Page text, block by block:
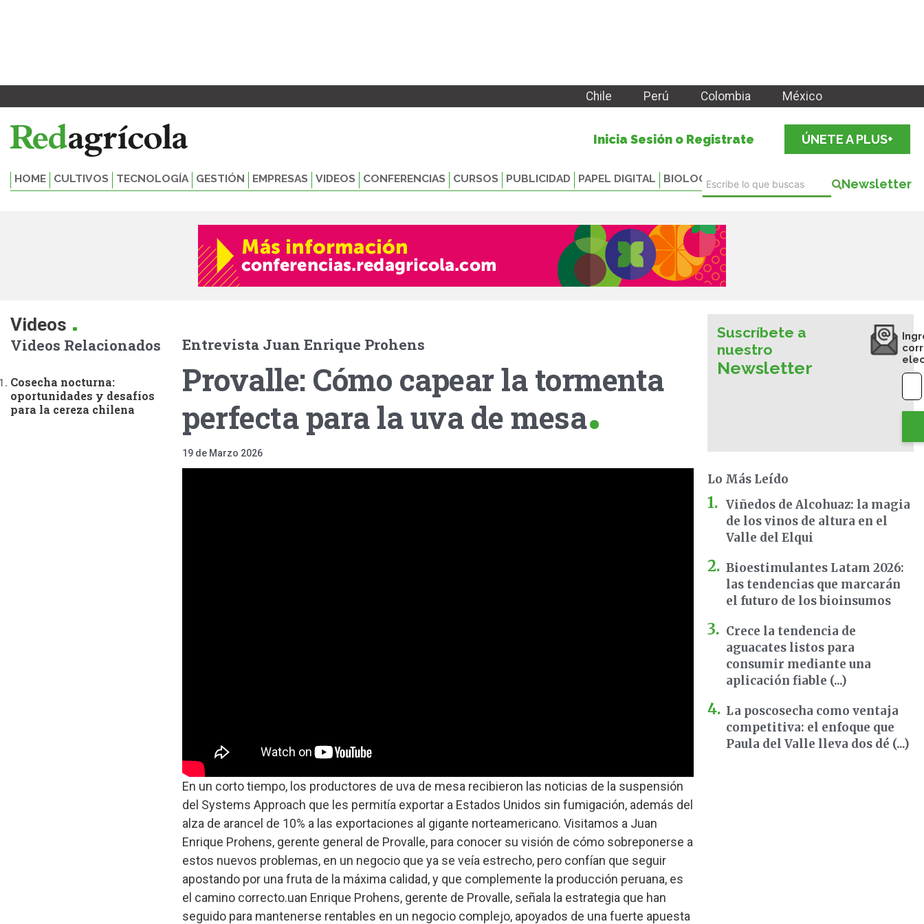
Chile Perú Colombia México
Inicia Sesión o Registrate ÚNETE A PLUS+
HOME CULTIVOS TECNOLOGÍA GESTIÓN EMPRESAS VIDEOS CONFERENCIAS CURSOS PUBLICIDAD PAPEL DIGITAL BIOLOGICALS Newsletter
Videos .
Videos Relacionados
Cosecha nocturna:
oportunidades y desafíos
para la cereza chilena
Entrevista Juan Enrique Prohens
Provalle: Cómo capear la tormenta
perfecta para la uva de mesa
19 de Marzo 2026
En un corto tiempo, los productores de uva de mesa recibieron las noticias de la suspensión
del Systems Approach que les permitía exportar a Estados Unidos sin fumigación, además del
alza de arancel de 10% a las exportaciones al gigante norteamericano. Visitamos a Juan
Enrique Prohens, gerente general de Provalle, para conocer su visión de cómo sobreponerse a
estos nuevos problemas, en un negocio que ya se veía estrecho, pero confían que seguir
apostando por una fruta de la máxima calidad, y que complemente la producción peruana, es
el camino correcto.uan Enrique Prohens, gerente de Provalle, señala la estrategia que han
seguido para mantenerse rentables en un negocio complejo, apoyados de una fuerte apuesta
Suscríbete a
nuestro
Newsletter
Lo Más Leído
Viñedos de Alcohuaz: la magia
de los vinos de altura en el
Valle del Elqui
Bioestimulantes Latam 2026:
las tendencias que marcarán
el futuro de los bioinsumos
Crece la tendencia de
aguacates listos para
consumir mediante una
aplicación fiable (...)
La poscosecha como ventaja
competitiva: el enfoque que
Paula del Valle lleva dos dé (...)